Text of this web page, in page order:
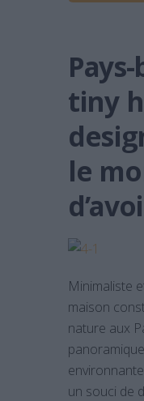
tiny
le
Minimaliste
maison
nature aux
un souci de